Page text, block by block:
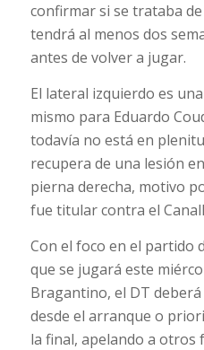
confirmar si se trataba
tendrá al menos dos
antes de volver a jugar.
El lateral izquierdo es
mismo para Eduardo
todavía no está en
recupera de una lesión
pierna derecha, motivo
fue titular contra el
Con el foco en el partido
que se jugará este
Bragantino, el DT
desde el arranque o
la final, apelando a